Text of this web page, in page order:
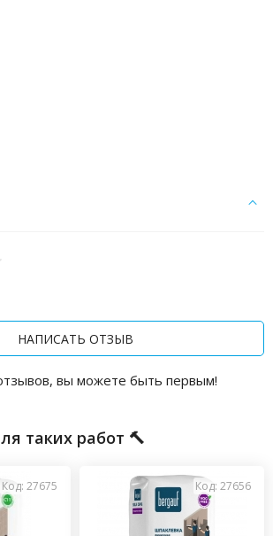
НАПИСАТЬ ОТЗЫВ
вы можете быть первым!
таких работ 🔨
Код: 27675 Код: 27656